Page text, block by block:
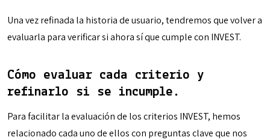
Una vez refinada la historia de usuario, tendremos que volver a
evaluarla para verificar si ahora sí que cumple con INVEST.
Cómo evaluar cada criterio y
refinarlo si se incumple.
Para facilitar la evaluación de los criterios INVEST, hemos
relacionado cada uno de ellos con preguntas clave que nos